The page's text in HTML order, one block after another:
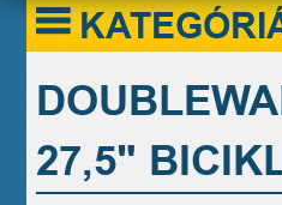
27,5"